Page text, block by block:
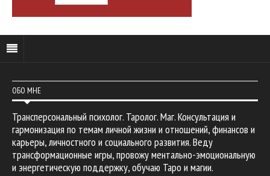
ОБО МНЕ
Трансперсональный психолог. Таролог. Маг. Консультация и
гармонизация по темам личной жизни и отношений, финансов и
карьеры, личностного и социального развития. Веду
трансформационные игры, провожу ментально-эмоциональную
и энергетическую поддержку, обучаю Таро и магии.